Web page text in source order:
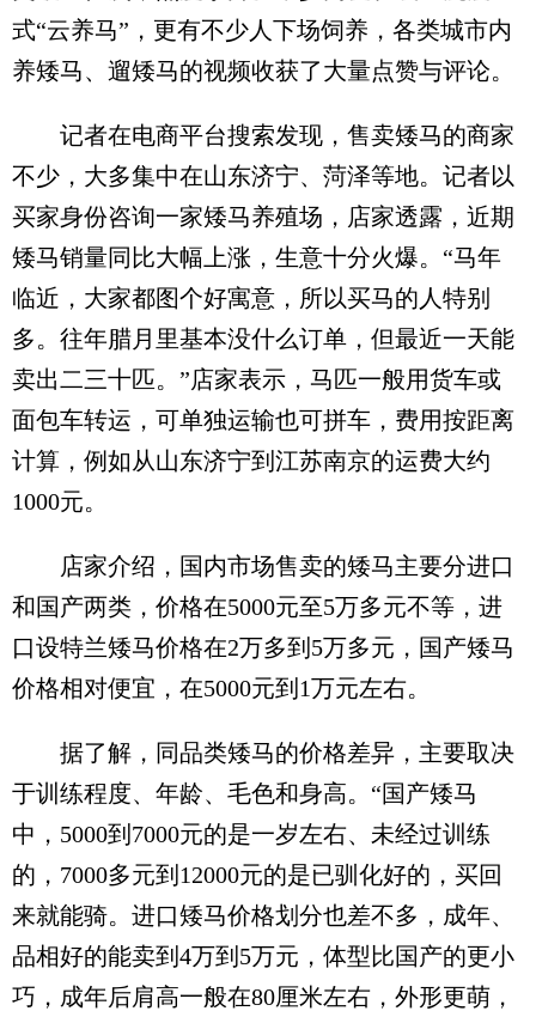
式“云养马”，更有不少人下场饲养，各类城市内
养矮马、遛矮马的视频收获了大量点赞与评论。
记者在电商平台搜索发现，售卖矮马的商家
不少，大多集中在山东济宁、菏泽等地。记者以
买家身份咨询一家矮马养殖场，店家透露，近期
矮马销量同比大幅上涨，生意十分火爆。“马年
临近，大家都图个好寓意，所以买马的人特别
多。往年腊月里基本没什么订单，但最近一天能
卖出二三十匹。”店家表示，马匹一般用货车或
面包车转运，可单独运输也可拼车，费用按距离
计算，例如从山东济宁到江苏南京的运费大约
1000元。
店家介绍，国内市场售卖的矮马主要分进口
和国产两类，价格在5000元至5万多元不等，进
口设特兰矮马价格在2万多到5万多元，国产矮马
价格相对便宜，在5000元到1万元左右。
据了解，同品类矮马的价格差异，主要取决
于训练程度、年龄、毛色和身高。“国产矮马
中，5000到7000元的是一岁左右、未经过训练
的，7000多元到12000元的是已驯化好的，买回
来就能骑。进口矮马价格划分也差不多，成年、
品相好的能卖到4万到5万元，体型比国产的更小
巧，成年后肩高一般在80厘米左右，外形更萌，